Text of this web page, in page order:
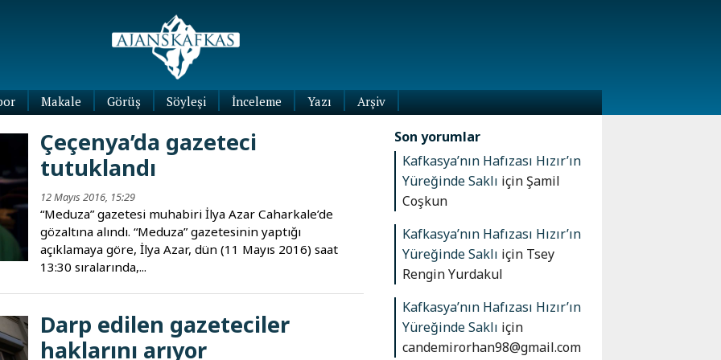
Makale Görüş Söyleşi İnceleme
Yazı
Arşiv
Çeçenya’da gazeteci
tutuklandı
12 Mayıs 2016, 15:29
“Meduza” gazetesi muhabiri İlya Azar Caharkale’de
gözaltına alındı. “Meduza” gazetesinin yaptığı
açıklamaya göre, İlya Azar, dün (11 Mayıs 2016) saat
13:30 sıralarında,...
Darp edilen gazeteciler
haklarını arıyor
Son yorumlar
Kafkasya’nın Hafızası Hızır’ın
Yüreğinde Saklı içinŞamil
Coşkun
Kafkasya’nın Hafızası Hızır’ın
Yüreğinde Saklı için Tsey
Rengin Yurdakul
Kafkasya’nın Hafızası Hızır’ın
Yüreğinde Saklı için
candemirorhan98@gmail.com